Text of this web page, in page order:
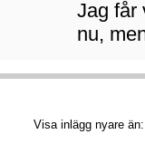
Jag får
nu,
Visa inlägg nyare